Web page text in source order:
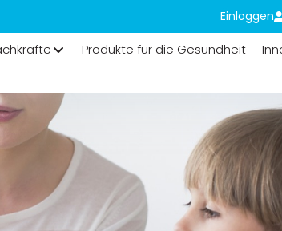
Einloggen
Produkte für die Gesundheit